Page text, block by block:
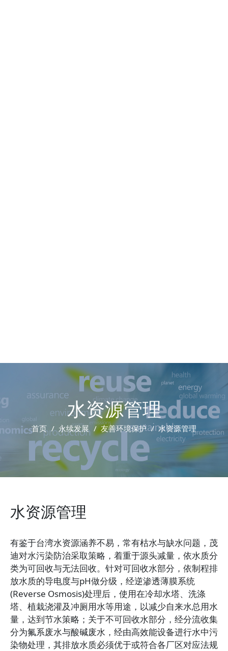
水资源管理
首页 永续发展 友善环境保护 水资源管理
水资源管理
有鉴于台湾水资源涵养不易，常有枯水与缺水问题，茂
迪对水污染防治采取策略，着重于源头减量，依水质分
类为可回收与无法回收。针对可回收水部分，依制程排
放水质的导电度与pH做分级，经逆渗透薄膜系统
(Reverse Osmosis)处理后，使用在冷却水塔、洗涤
塔、植栽浇灌及冲厕用水等用途，以减少自来水总用水
量，达到节水策略；关于不可回收水部分，经分流收集
分为氟系废水与酸碱废水，经由高效能设备进行水中污
染物处理，其排放水质必须优于或符合各厂区对应法规